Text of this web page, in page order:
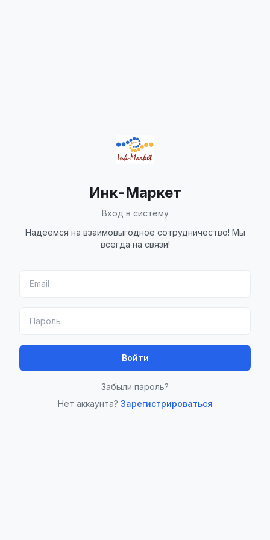
Инк-Маркет
Вход в систему
Надеемся на взаимовыгодное сотрудничество! Мы
всегда на связи!
Войти
Забыли пароль?
Нет аккаунта? Зарегистрироваться